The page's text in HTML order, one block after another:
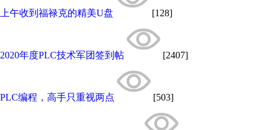
上午收到福禄克的精美U盘 [128]
2020年度PLC技术军团签到帖 [2407]
PLC编程，高手只重视两点 [503]